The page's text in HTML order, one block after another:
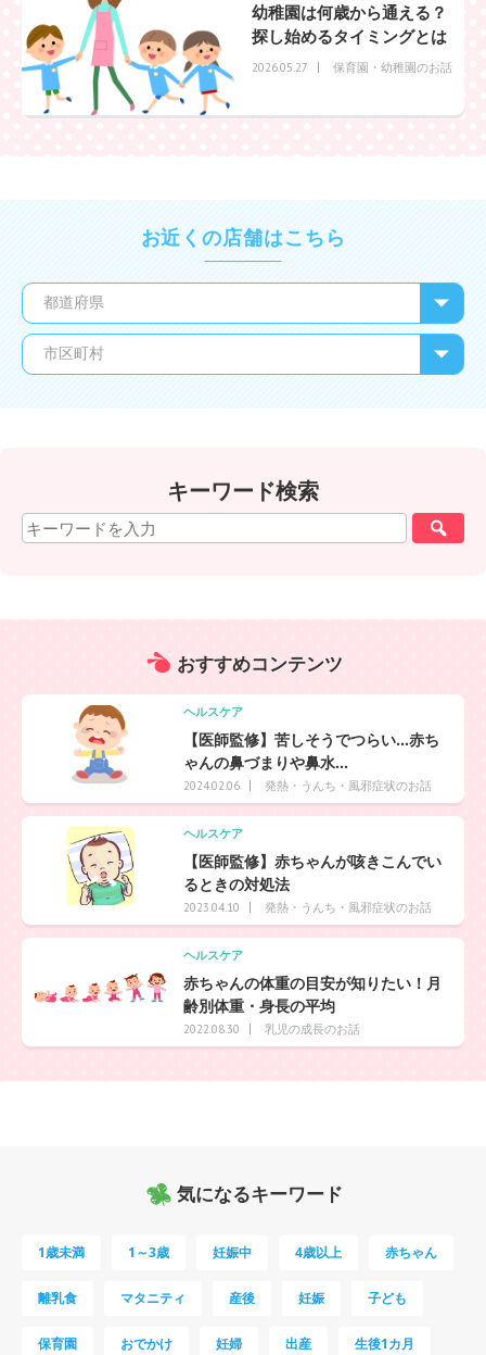
幼稚園は何歳から通える？
探し始めるタイミングとは
2026.05.27 保育園・幼稚園のお話
お近くの店舗はこちら
キーワード検索
おすすめコンテンツ
ヘルスケア
【医師監修】苦しそうでつらい…赤ち
ゃんの鼻づまりや鼻水...
2024.02.06 発熱・うんち・風邪症状のお話
ヘルスケア
【医師監修】赤ちゃんが咳きこんでい
るときの対処法
2023.04.10 発熱・うんち・風邪症状のお話
ヘルスケア
赤ちゃんの体重の目安が知りたい！月
齢別体重・身長の平均
2022.08.30 乳児の成長のお話
気になるキーワード
1歳未満 1～3歳 妊娠中 4歳以上 赤ちゃん
離乳食 マタニティ 産後 妊娠 子ども
保育園 おでかけ 妊婦 出産 生後1カ月